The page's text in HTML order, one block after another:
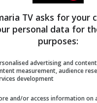
TV asks for your
personal data for
purposes:
advertising and
measurement, audience
development
and/or access information on